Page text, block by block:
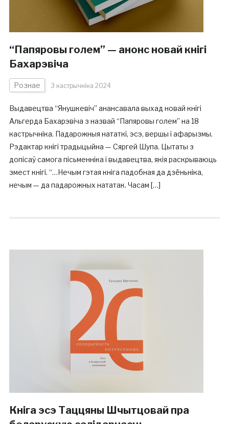
“Папяровы голем” — анонс новай кнігі
Бахарэвіча
Рознае 3 кастрычніка 2024
Выдавецтва “Янушкевіч” анансавала выхад новай кнігі
Альгерда Бахарэвіча з назвай “Папяровы голем” на 18
кастрычніка. Падарожныя нататкі, эсэ, вершы і афарызмы.
Рэдактар кнігі традыцыйна — Сяргей Шупа. Цытаты з
допісаў самога пісьменніка і выдавецтва, якія раскрываюць
змест кнігі. “…Нечым гэтая кніга падобная да дзёньніка,
нечым — да падарожных нататак. Часам […]
Кніга эсэ Таццяны Шчытцовай пра